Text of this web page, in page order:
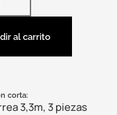
al carrito
corta:
3,3m, 3 piezas